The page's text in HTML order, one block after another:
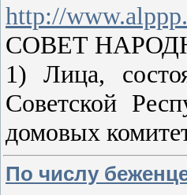
http://
СОВЕТ
1) Лица,
Советской
домовых
По числу